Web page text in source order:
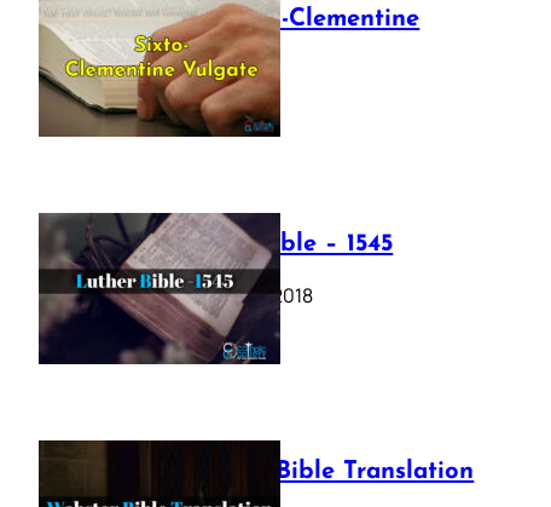
The Sixto-Clementine
Vulgate
July 12, 2025
Luther Bible – 1545
October 17, 2018
Webster Bible Translation